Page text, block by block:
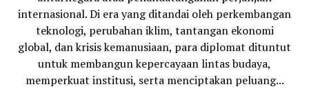
internasional. Di era yang ditandai oleh perkembangan
teknologi, perubahan iklim, tantangan ekonomi
global, dan krisis kemanusiaan, para diplomat dituntut
untuk membangun kepercayaan lintas budaya,
memperkuat institusi, serta menciptakan peluang...